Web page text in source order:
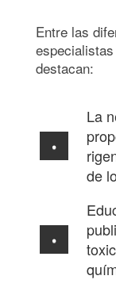
Entre las
destacan:
La
de